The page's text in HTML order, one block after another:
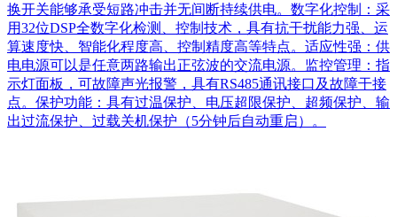
换开关能够承受短路冲击并无间断持续供电。数字化控制：采
用32位DSP全数字化检测、控制技术，具有抗干扰能力强、运
算速度快、智能化程度高、控制精度高等特点。适应性强：供
电电源可以是任意两路输出正弦波的交流电源。监控管理：指
示灯面板，可故障声光报警，具有RS485通讯接口及故障干接
点。保护功能：具有过温保护、电压超限保护、超频保护、输
出过流保护、过载关机保护（5分钟后自动重启）。